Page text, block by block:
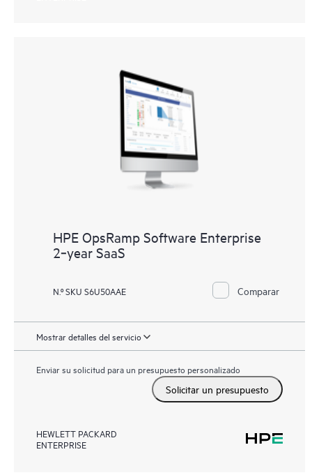
HPE OpsRamp Software Enterprise
2‑year SaaS
N.º SKU S6U50AAE Comparar
Mostrar detalles del servicio
Enviar su solicitud para un presupuesto personalizado
Solicitar un presupuesto
HEWLETT PACKARD
ENTERPRISE